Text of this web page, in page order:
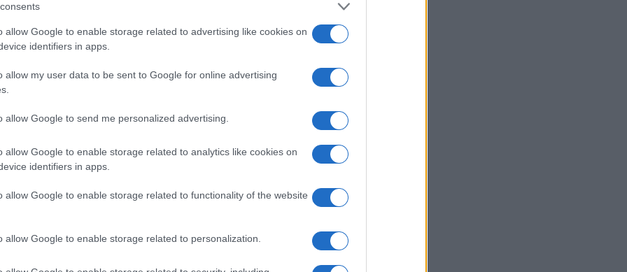
allow Google to enable storage related to advertising like cookies on
identifiers in apps.
allow my user data to be sent to Google for online advertising
allow Google to send me personalized advertising.
allow Google to enable storage related to analytics like cookies on
identifiers in apps.
allow Google to enable storage related to functionality of the website
allow Google to enable storage related to personalization.
πρόσβασης
της χώρας μας. Για τη διατήρηση του
εκπαίδευσης, με την προς
αντιμετώπισή τους ως σχολών, στις
θα γίνεται μόνο μέσω πανελλαδικών
η άρση της αδικαιολόγητης
“ελεύθερης πρόσβασης” και σε σχολές
στη τριτοβάθμια εκπαίδευση
για τους παλαιούς αποφοίτους. Με την
παρέχεται η δυνατότητα σε όλους τους
σε όσους αποφοίτησαν μέχρι και το
επιθυμούν να συμμετάσχουν στις